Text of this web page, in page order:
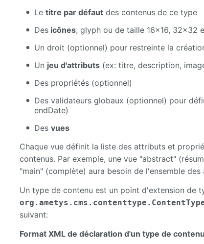
Le titre par défaut des contenus de ce type
Des icônes, glyph ou de taille 16x16, 32x32
Un droit (optionnel) pour restreinte la
Un jeu d'attributs (ex: titre, description,
Des propriétés (optionnel)
Des validateurs globaux (optionnel) pour
endDate)
Des vues
Chaque vue définit la liste des attributs et
contenus. Par exemple, une vue "abstract"
"main" (complète) aura besoin de l'ensemble des
Un type de contenu est un point d'extension de
suivant:
Format XML de déclaration d'un type de contenu